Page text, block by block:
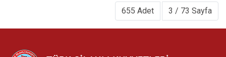
655 Adet 3 / 73 Sayfa